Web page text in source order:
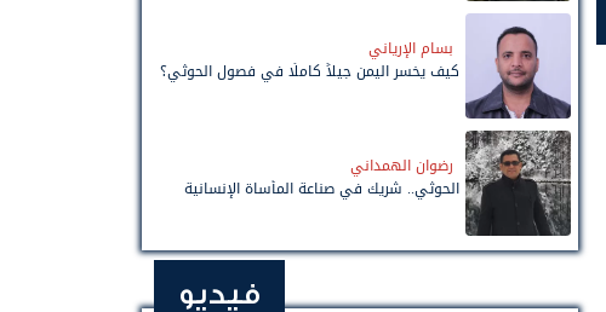
بسام الإرياني
كيف يخسر اليمن جيلاً كاملًا في فصول الحوثي؟
رضوان الهمداني
الحوثي.. شريك في صناعة المأساة الإنسانية
فيديو